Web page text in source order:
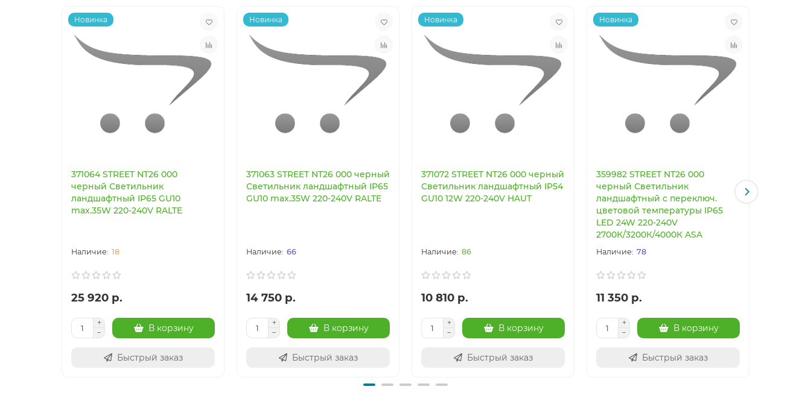
Новинка
371064 STREET NT26 000
черный Светильник
ландшафтный IP65 GU10
max.35W 220-240V RALTE
18
25 920 р.
В корзину
Быстрый заказ
Новинка
371063 STREET NT26 000 черный
Светильник ландшафтный IP65
GU10 max.35W 220-240V RALTE
66
14 750 р.
В корзину
Быстрый заказ
Новинка
371072 STREET NT26 000 черный
Светильник ландшафтный IP54
GU10 12W 220-240V HAUT
86
10 810 р.
В корзину
Быстрый заказ
Новинка
359982 STREET NT26 000
черный Светильник
ландшафтный с переключ.
цветовой температуры IP65
LED 24W 220-240V
2700К/3200К/4000К ASA
78
11 350 р.
В корзину
Быстрый заказ